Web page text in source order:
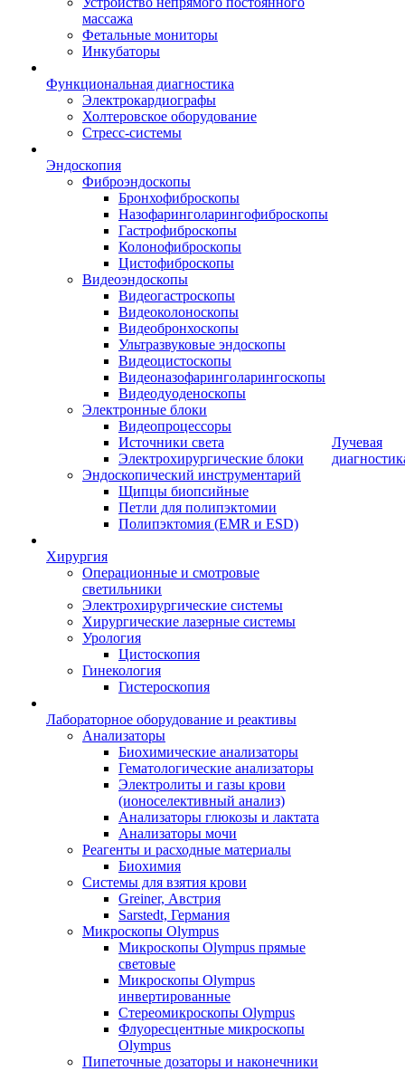
массажа
Фетальные мониторы
Инкубаторы
Функциональная диагностика
Электрокардиографы
Холтеровское оборудование
Стресс-системы
Эндоскопия
Фиброэндоскопы
Бронхофиброскопы
Назофаринголарингофиброскопы
Гастрофиброскопы
Колонофиброскопы
Цистофиброскопы
Видеоэндоскопы
Видеогастроскопы
Видеоколоноскопы
Видеобронхоскопы
Ультразвуковые эндоскопы
Видеоцистоскопы
Видеоназофаринголарингоскопы
Видеодуоденоскопы
Электронные блоки
Видеопроцессоры
Источники света
Электрохирургические блоки
Эндоскопический инструментарий
Щипцы биопсийные
Петли для полипэктомии
Полипэктомия (EMR и ESD)
Хирургия
Операционные и смотровые
светильники
Электрохирургические системы
Хирургические лазерные системы
Урология
Цистоскопия
Гинекология
Гистероскопия
Лабораторное оборудование и реактивы
Анализаторы
Биохимические анализаторы
Гематологические анализаторы
Электролиты и газы крови
(ионоселективный анализ)
Анализаторы глюкозы и лактата
Анализаторы мочи
Реагенты и расходные материалы
Биохимия
Системы для взятия крови
Greiner, Австрия
Sarstedt, Германия
Микроскопы Olympus
Микроскопы Olympus прямые
световые
Микроскопы Olympus
инвертированные
Стереомикроскопы Olympus
Флуоресцентные микроскопы
Olympus
Пипеточные дозаторы и наконечники
Лучевая